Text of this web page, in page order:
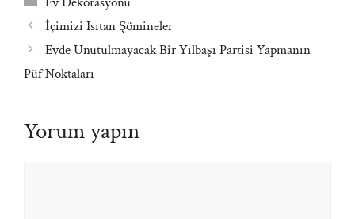
İçimizi Isıtan Şömineler
Evde Unutulmayacak Bir Yılbaşı Partisi Yapmanın
Püf Noktaları
Yorum yapın